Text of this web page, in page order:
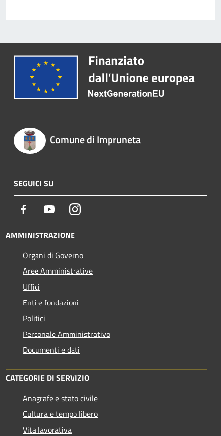
Comune di Impruneta
SEGUICI SU
Facebook YoutubeInstagram
AMMINISTRAZIONE
Organi di Governo
Aree Amministrative
Uffici
Enti e fondazioni
Politici
Personale Amministrativo
Documenti e dati
CATEGORIE DI SERVIZIO
Anagrafe e stato civile
Cultura e tempo libero
Vita lavorativa